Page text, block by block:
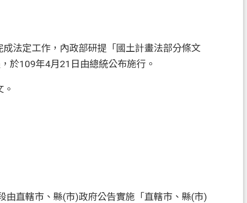
法定工作，內政部研提「國土計畫法部分條文
於109年4月21日由總統公布施行。
直轄市、縣(市)政府公告實施「直轄市、縣(市)